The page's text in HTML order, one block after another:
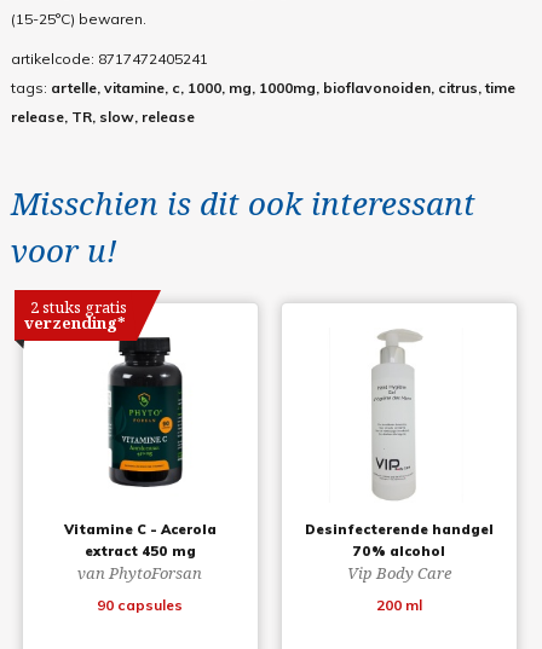
(15-25°C) bewaren.
artikelcode: 8717472405241
tags: artelle, vitamine, c, 1000, mg, 1000mg, bioflavonoiden, citrus, time
release, TR, slow, release
Misschien is dit ook interessant
voor u!
Vitamine C - Acerola
extract 450 mg
van PhytoForsan
90 capsules
2 stuks gratis
verzending*
Desinfecterende handgel
70% alcohol
Vip Body Care
200 ml